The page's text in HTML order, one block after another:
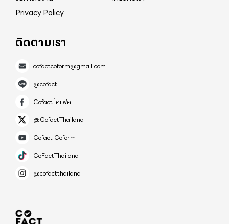
Privacy Policy
ติดตามเรา
cofactcoform@gmail.com
@cofact
Cofact โคแฟค
@CofactThailand
Cofact Coform
CoFactThailand
@cofactthailand